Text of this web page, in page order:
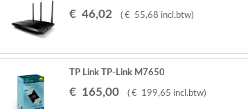
€ 46,02 ( € 55,68 incl.btw)
TP Link TP-Link M7650
€ 165,00 ( € 199,65 incl.btw)